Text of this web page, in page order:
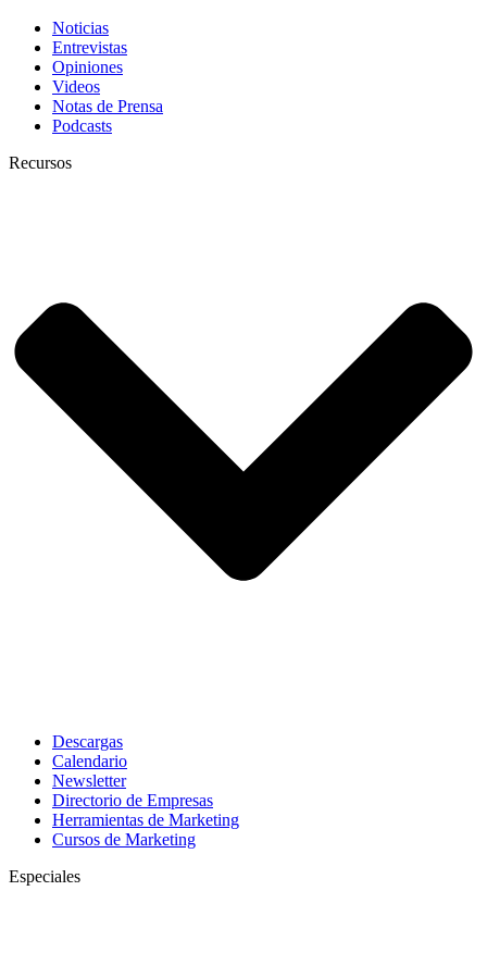
Noticias
Entrevistas
Opiniones
Videos
Notas de Prensa
Podcasts
Recursos
Descargas
Calendario
Newsletter
Directorio de Empresas
Herramientas de Marketing
Cursos de Marketing
Especiales